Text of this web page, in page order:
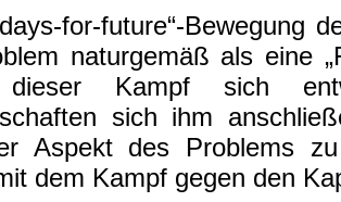
for-future“-Bewegung
naturgemäß als eine
dieser Kampf sich
sich ihm
Aspekt des Problems
dem Kampf gegen den